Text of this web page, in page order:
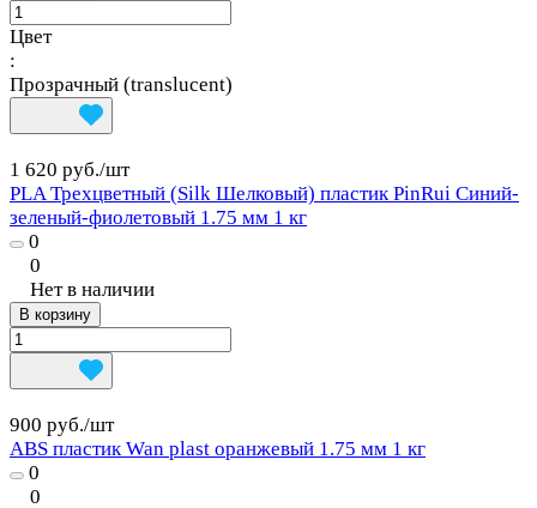
Цвет
:
Прозрачный (translucent)
1 620 руб./шт
PLA Трехцветный (Silk Шелковый) пластик PinRui Синий-
зеленый-фиолетовый 1.75 мм 1 кг
0
0
Нет в наличии
В корзину
900 руб./шт
ABS пластик Wan plast оранжевый 1.75 мм 1 кг
0
0